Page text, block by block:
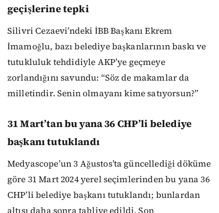
geçişlerine tepki
Silivri Cezaevi’ndeki İBB Başkanı Ekrem
İmamoğlu, bazı belediye başkanlarının baskı ve
tutukluluk tehdidiyle AKP’ye geçmeye
zorlandığını savundu: “Söz de makamlar da
milletindir. Senin olmayanı kime satıyorsun?”
31 Mart’tan bu yana 36 CHP’li belediye
başkanı tutuklandı
Medyascope’un 3 Ağustos’ta güncellediği döküme
göre 31 Mart 2024 yerel seçimlerinden bu yana 36
CHP’li belediye başkanı tutuklandı; bunlardan